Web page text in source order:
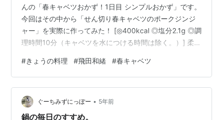
んの「春キャベツおかず！1日目 シンプルおかず」です。
今回はその中から「せん切り春キャベツのポークジンジ
ャー」を実際に作ってみた！ [◎400kcal ◎塩分2.1g ◎調
理時間10分（キャベツを水につける時間は除く。）] 柔ら
でも、肝心のお味は・・・
#きょうの料理 #飛田和緒 #春キャベツ
ぐーちみずにっぽー • 5年前
鍋の毎日のすすめ。